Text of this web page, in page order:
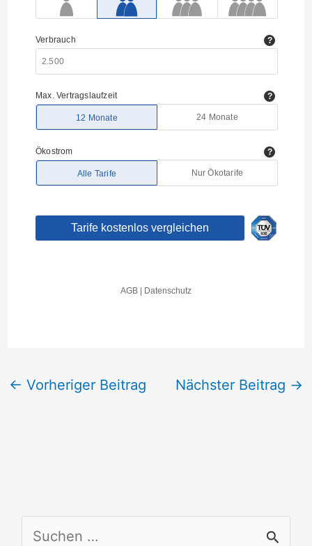
← Vorheriger Beitrag Nächster Beitrag →